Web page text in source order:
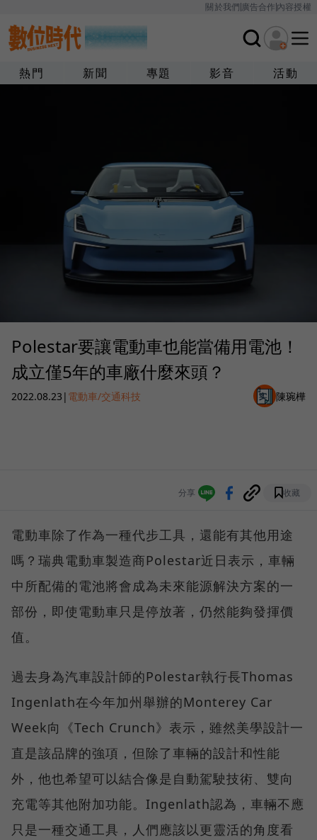
關於我們廣告合作內容授權
熱門 新聞 專題 影音 活動
Polestar要讓電動車也能當備用電池！
成立僅5年的車廠什麼來頭？
2022.08.23 | 電動車/交通科技 陳琬樺
分享 收藏
電動車除了作為一種代步工具，還能有其他用途
嗎？瑞典電動車製造商Polestar近日表示，車輛
中所配備的電池將會成為未來能源解決方案的一
部份，即使電動車只是停放著，仍然能夠發揮價
值。
過去身為汽車設計師的Polestar執行長Thomas
Ingenlath在今年加州舉辦的Monterey Car
Week向《Tech Crunch》表示，雖然美學設計一
直是該品牌的強項，但除了車輛的設計和性能
外，他也希望可以結合像是自動駕駛技術、雙向
充電等其他附加功能。Ingenlath認為，車輛不應
只是一種交通工具，人們應該以更靈活的角度看